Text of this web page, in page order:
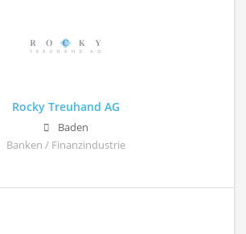
Rocky Treuhand AG
Baden
Banken / Finanzindustrie